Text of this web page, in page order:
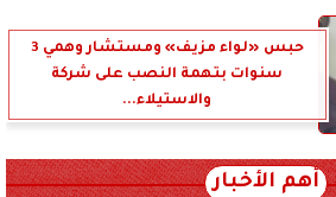
حبس «لواء مزيف» ومستشار وهمي 3
سنوات بتهمة النصب على شركة
والاستيلاء...
أهم الأخبار